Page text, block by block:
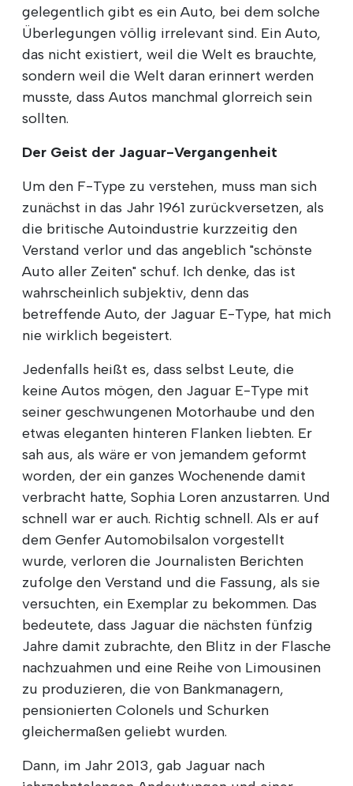
gelegentlich gibt es ein Auto, bei dem solche
Überlegungen völlig irrelevant sind. Ein Auto,
das nicht existiert, weil die Welt es brauchte,
sondern weil die Welt daran erinnert werden
musste, dass Autos manchmal glorreich sein
sollten.
Der Geist der Jaguar-Vergangenheit
Um den F-Type zu verstehen, muss man sich
zunächst in das Jahr 1961 zurückversetzen, als
die britische Autoindustrie kurzzeitig den
Verstand verlor und das angeblich "schönste
Auto aller Zeiten" schuf. Ich denke, das ist
wahrscheinlich subjektiv, denn das
betreffende Auto, der Jaguar E-Type, hat mich
nie wirklich begeistert.
Jedenfalls heißt es, dass selbst Leute, die
keine Autos mögen, den Jaguar E-Type mit
seiner geschwungenen Motorhaube und den
etwas eleganten hinteren Flanken liebten. Er
sah aus, als wäre er von jemandem geformt
worden, der ein ganzes Wochenende damit
verbracht hatte, Sophia Loren anzustarren. Und
schnell war er auch. Richtig schnell. Als er auf
dem Genfer Automobilsalon vorgestellt
wurde, verloren die Journalisten Berichten
zufolge den Verstand und die Fassung, als sie
versuchten, ein Exemplar zu bekommen. Das
bedeutete, dass Jaguar die nächsten fünfzig
Jahre damit zubrachte, den Blitz in der Flasche
nachzuahmen und eine Reihe von Limousinen
zu produzieren, die von Bankmanagern,
pensionierten Colonels und Schurken
gleichermaßen geliebt wurden.
Dann, im Jahr 2013, gab Jaguar nach